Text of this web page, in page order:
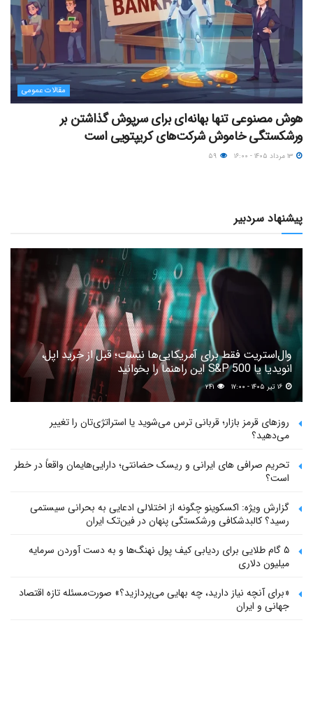
مقالات عمومی
هوش مصنوعی تنها بهانه‌ای برای سرپوش گذاشتن بر
ورشکستگی خاموش شرکت‌های کریپتویی است
پیشنهاد سردبیر
وال‌استریت فقط برای آمریکایی‌ها نیست؛ قبل از خرید اپل،
انویدیا یا S&P 500 این راهنما را بخوانید
۲۴۱
روزهای قرمز بازار؛ قربانی ترس می‌شوید یا استراتژی‌تان را تغییر
می‌دهید؟
تحریم صرافی های ایرانی و ریسک حضانتی؛ دارایی‌هایمان واقعاً در خطر
است؟
گزارش ویژه: اکسکوینو چگونه از اختلالی ادعایی به بحرانی سیستمی
رسید؟ کالبدشکافی ورشکستگی پنهان در فین‌تک ایران
۵ گام طلایی برای ردیابی کیف پول‌ نهنگ‌ها و به دست آوردن سرمایه
میلیون دلاری
«برای آنچه نیاز دارید، چه بهایی می‌پردازید؟» صورت‌مسئله تازه اقتصاد
جهانی و ایران